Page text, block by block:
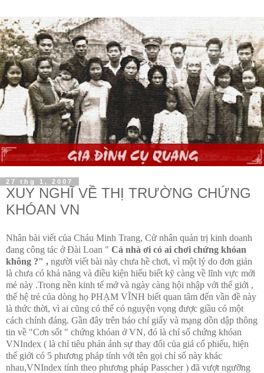
27 thg 1, 2007
XUY NGHĨ VỀ THỊ TRƯỜNG CHỨNG
KHÓAN VN
Nhân bài viết của Cháu Minh Trang, Cử nhân quản trị kinh doanh
đang công tác ở Đài Loan " Cả nhà ơi có ai chơi chứng khóan
không ?" , người viết bài này chưa hề chơi, vì một lý do đơn giản
là chưa có khả năng và điều kiện hiểu biết kỹ càng về lĩnh vực mới
mẻ này .Trong nền kinh tế mở và ngày càng hội nhập với thế giới ,
thế hệ trẻ của dòng họ PHẠM VĨNH biết quan tâm đến vần đề này
là thức thời, vì ai cũng có thể có nguyện vọng được giầu có một
cách chính đáng. Gần đây trên báo chí giấy và mạng dồn dập thông
tin về "Cơn sốt " chứng khóan ở VN, đó là chỉ số chứng khóan
VNIndex ( là chỉ tiêu phản ánh sự thay đổi của giá cổ phiếu, hiện
thế giới có 5 phương pháp tính với tên gọi chỉ số này khác
nhau,VNIndex tính theo phương pháp Passcher ) đã vượt ngưỡng